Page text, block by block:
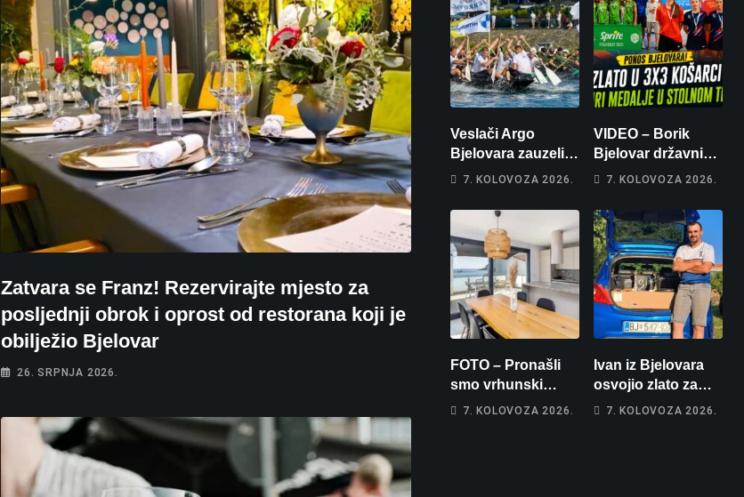
Zatvara se Franz! Rezervirajte mjesto za
posljednji obrok i oprost od restorana koji je
obilježio Bjelovar
26. SRPNJA 2026.
Veslači Argo
Bjelovara zauzeli
14. mjesto na
7. KOLOVOZA 2026.
VIDEO – Borik
Bjelovar državni
prvaci u 3×3
Končar je
prvakinja Hrvatske
u stolnom tenisu!
7. KOLOVOZA 2026.
FOTO – Pronašli
smo vrhunski
apartman za
7. KOLOVOZA 2026.
Ivan iz Bjelovara
osvojio zlato za
najglasniji audio
7. KOLOVOZA 2026.